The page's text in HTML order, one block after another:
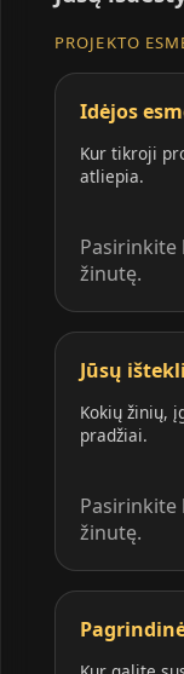
PROJEKTO
Idėjos
Kur tikroji
atliepia.
žinutę.
Jūsų
Kokių žinių,
pradžiai.
žinutę.